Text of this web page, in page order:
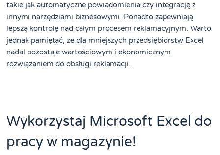
takie jak automatyczne powiadomienia czy integrację z
innymi narzędziami biznesowymi. Ponadto zapewniają
lepszą kontrolę nad całym procesem reklamacyjnym. Warto
jednak pamiętać, że dla mniejszych przedsiębiorstw Excel
nadal pozostaje wartościowym i ekonomicznym
rozwiązaniem do obsługi reklamacji.
Wykorzystaj Microsoft Excel do
pracy w magazynie!